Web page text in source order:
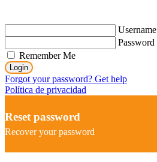
Username
Password
Remember Me
Login
Forgot your password? Get help
Política de privacidad
Reset password
Recover your password